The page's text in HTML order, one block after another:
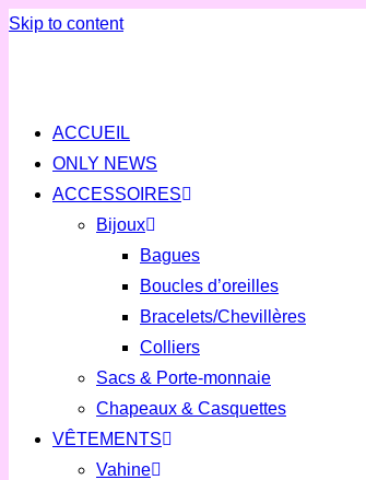
Skip to content
ACCUEIL
ONLY NEWS
ACCESSOIRES
Bijoux
Bagues
Boucles d’oreilles
Bracelets/Chevillères
Colliers
Sacs & Porte-monnaie
Chapeaux & Casquettes
VÊTEMENTS
Vahine